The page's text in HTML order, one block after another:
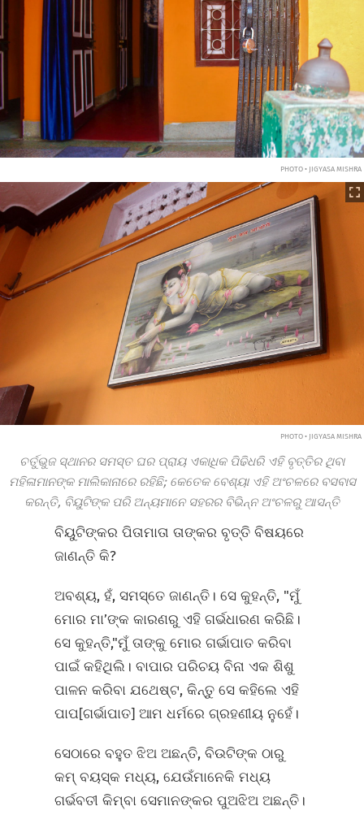
PHOTO • JIGYASA MISHRA
PHOTO • JIGYASA MISHRA
ଚର୍ତୁଭୁଜ ସ୍ଥାନର ସମସ୍ତ ଘର ପ୍ରାୟ ଏକାଧିକ ପିଢିଧରି ଏହି ବୃତ୍ତିର ଥିବା
ମହିଳାମାନଙ୍କ ମାଲିକାନାରେ ରହିଛି; କେତେକ ବେଶ୍ୟା ଏହି ଅଂଚଳରେ ବସବାସ
କରନ୍ତି, ବିୟୁଟିଙ୍କ ପରି ଅନ୍ୟମାନେ ସହରର ବିଭିନ୍ନ ଅଂଚଳରୁ ଆସନ୍ତି
ବିୟୁଟିଙ୍କର ପିତାମାତା ତାଙ୍କର ବୃତ୍ତି ବିଷୟରେ
ଜାଣନ୍ତି କି?
ଅବଶ୍ୟ, ହଁ, ସମସ୍ତେ ଜାଣନ୍ତି। ସେ କୁହନ୍ତି, "ମୁଁ
ମୋର ମା’ଙ୍କ କାରଣରୁ ଏହି ଗର୍ଭଧାରଣ କରିଛି।
ସେ କୁହନ୍ତି,"ମୁଁ ତାଙ୍କୁ ମୋର ଗର୍ଭାପାତ କରିବା
ପାଇଁ କହିଥିଲି। ବାପାର ପରିଚୟ ବିନା ଏକ ଶିଶୁ
ପାଳନ କରିବା ଯଥେଷ୍ଟ, କିନ୍ତୁ ସେ କହିଲେ ଏହି
ପାପ[ଗର୍ଭାପାତ] ଆମ ଧର୍ମରେ ଗ୍ରହଣୀୟ ନୁହେଁ।
ସେଠାରେ ବହୁତ ଝିଅ ଅଛନ୍ତି, ବିଉଟିଙ୍କ ଠାରୁ
କମ୍‍ ବୟସ୍କ ମଧ୍ୟ, ଯେଉଁମାନେକି ମଧ୍ୟ
ଗର୍ଭବତୀ କିମ୍ବା ସେମାନଙ୍କର ପୁଅଝିଅ ଅଛନ୍ତି।